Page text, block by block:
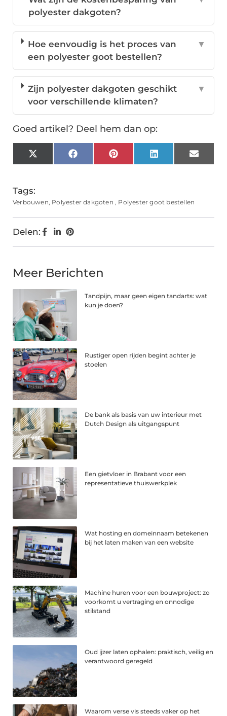
polyester dakgoten?
Hoe eenvoudig is het proces van
een polyester goot bestellen?
▼
Zijn polyester dakgoten geschikt
voor verschillende klimaten?
▼
Goed artikel? Deel hem dan op:
X
(Twitter)
FacebookPinterestLinkedInEmail
Tags:
Verbouwen, Polyester dakgoten , Polyester goot bestellen
Delen:
Meer Berichten
Tandpijn, maar geen eigen tandarts: wat
kun je doen?
Rustiger open rijden begint achter je
stoelen
De bank als basis van uw interieur met
Dutch Design als uitgangspunt
Een gietvloer in Brabant voor een
representatieve thuiswerkplek
Wat hosting en domeinnaam betekenen
bij het laten maken van een website
Machine huren voor een bouwproject: zo
voorkomt u vertraging en onnodige
stilstand
Oud ijzer laten ophalen: praktisch, veilig en
verantwoord geregeld
Waarom verse vis steeds vaker op het